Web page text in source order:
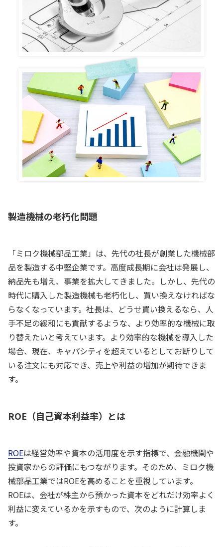
製造機械の老朽化問題
「ミロク機械部品工業」は、先代の社長が創業した機械部
品を製造する中堅企業です。高度成長期に会社は発展し、
納品先も増え、事業を拡大してきました。しかし、先代の
時代に購入した製造機械も老朽化し、買い換えなければな
らなくなっています。社長は、どうせ買い換えるなら、人
手不足の緩和にも貢献するような、より効率的な機械に取
り替えたいと考えています。より効率的な機械を導入した
場合、現在、キャパシティを超えているとしてお断りして
いる注文にも対応でき、売上や利益の増加が期待できま
す。
ROE（自己資本利益率）とは
ROEは経営効率や資本の活用度を示す指標で、金融機関や
投資家からの評価にもつながります。そのため、ミロク機
械部品工業ではROEを高めることを重視しています。
ROEは、会社が株主から預かった資本をどれだけ効率よく
利益に変えているかを示すもので、次のように計算しま
す。